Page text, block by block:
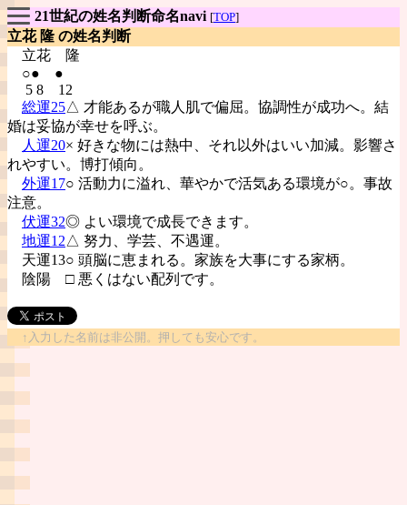
21世紀の姓名判断命名navi [TOP]
立花 隆 の姓名判断
立花 隆
○● ●
5 8 12
総運25△ 才能あるが職人肌で偏屈。協調性が成功へ。結
婚は妥協が幸せを呼ぶ。
人運20× 好きな物には熱中、それ以外はいい加減。影響さ
れやすい。博打傾向。
外運17○ 活動力に溢れ、華やかで活気ある環境が○。事故
注意。
伏運32◎ よい環境で成長できます。
地運12△ 努力、学芸、不遇運。
天運13○ 頭脳に恵まれる。家族を大事にする家柄。
陰陽 □ 悪くはない配列です。
↑入力した名前は非公開。押しても安心です。